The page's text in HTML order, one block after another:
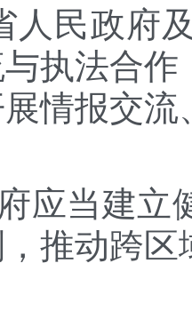
人民政府
执法合
情报交
应当建立
推动跨